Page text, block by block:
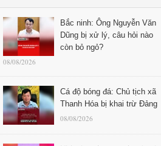
Bắc ninh: Ông Nguyễn Văn
Dũng bị xử lý, câu hỏi nào
còn bỏ ngỏ?
08/08/2026
Cá độ bóng đá: Chủ tịch xã
Thanh Hóa bị khai trừ Đảng
08/08/2026